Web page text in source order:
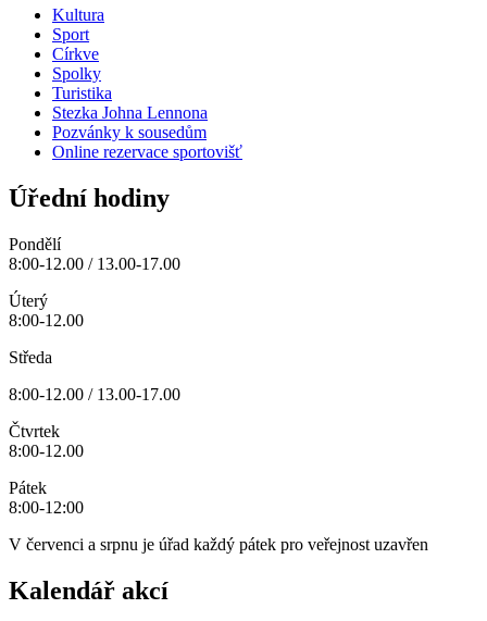
Kultura
Sport
Církve
Spolky
Turistika
Stezka Johna Lennona
Pozvánky k sousedům
Online rezervace sportovišť
Úřední hodiny
Pondělí
8:00-12.00 / 13.00-17.00
Úterý
8:00-12.00
Středa
8:00-12.00 / 13.00-17.00
Čtvrtek
8:00-12.00
Pátek
8:00-12:00
V červenci a srpnu je úřad každý pátek pro veřejnost uzavřen
Kalendář akcí